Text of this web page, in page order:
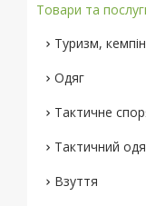
Товари та
Туризм,
Одяг
Тактичне
Тактичний
Взуття